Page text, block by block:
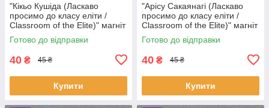
"Кікьо Кушіда (Ласкаво
просимо до класу еліти /
Classroom of the Elite)" магніт
круглий Ø44 мм
Готово до відправки
40 ₴ 45 ₴
Купити
"Арісу Сакаянагі (Ласкаво
просимо до класу еліти /
Classroom of the Elite)" магніт
круглий Ø44 мм
Готово до відправки
40 ₴ 45 ₴
Купити